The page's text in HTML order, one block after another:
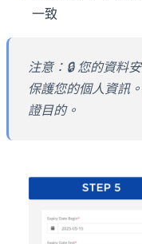
一致
注意：🔒 您的資料
保護您的個人資訊
證目的。